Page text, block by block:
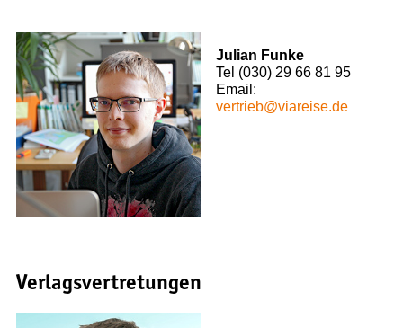
Mit Kindern
Küsten und Strände
Regionen
Berlin & Brandenburg
Mecklenburg-Vorpommern
Nordwestdeutschland
Mitteldeutschland
Nordrhein-Westfalen
Hessen & Rheinland-Pfalz
Polen
Julian Funke
Tel (030) 29 66 81 95
Email:
vertrieb@viareise.de
Verlagsvertretungen